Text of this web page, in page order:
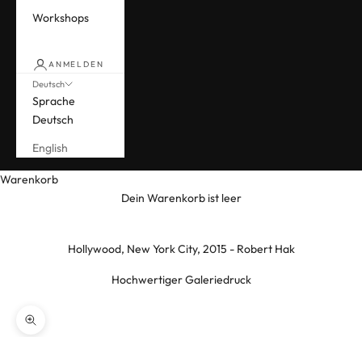
Workshops
ANMELDEN
Deutsch
Sprache
Deutsch
English
Warenkorb
Dein Warenkorb ist leer
Hollywood, New York City, 2015 - Robert Hak
Hochwertiger Galeriedruck
Bild vergrößern